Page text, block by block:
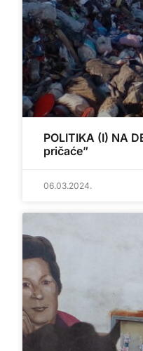
POLITIKA (I) NA
pričaće”
06.03.2024.